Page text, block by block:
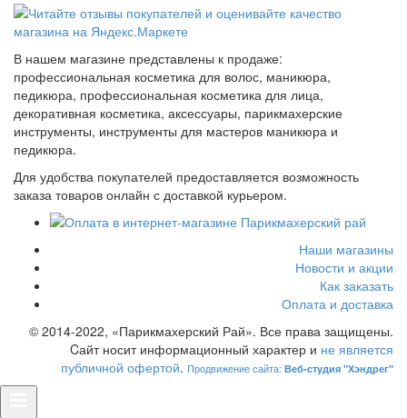
В нашем магазине представлены к продаже:
профессиональная косметика для волос, маникюра,
педикюра, профессиональная косметика для лица,
декоративная косметика, аксессуары, парикмахерские
инструменты, инструменты для мастеров маникюра и
педикюра.
Для удобства покупателей предоставляется возможность
заказа товаров онлайн с доставкой курьером.
Наши магазины
Новости и акции
Как заказать
Оплата и доставка
© 2014-2022, «Парикмахерский Рай». Все права защищены.
Cайт носит информационный характер и не является
публичной офертой. Продвижение сайта: Веб-студия "Хэндрег"